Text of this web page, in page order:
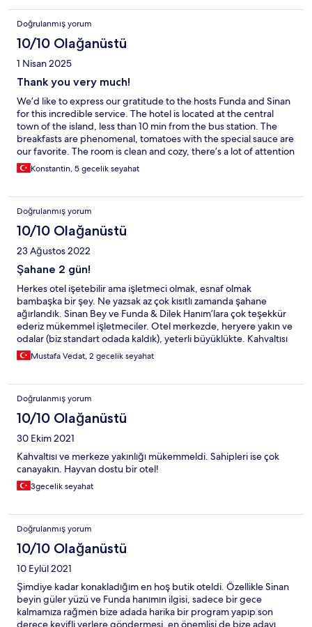
Doğrulanmış yorum
10/10 Olağanüstü
1 Nisan 2025
Thank you very much!
We’d like to express our gratitude to the hosts Funda and Sinan
for this incredible service. The hotel is located at the central
town of the island, less than 10 min from the bus station. The
breakfasts are phenomenal, tomatoes with the special sauce are
our favorite. The room is clean and cozy, there’s a lot of attention
to detail and you can get info on the popular destinations to visit
+ a map.
Konstantin, 5 gecelik seyahat
Doğrulanmış yorum
10/10 Olağanüstü
23 Ağustos 2022
Şahane 2 gün!
Herkes otel işetebilir ama işletmeci olmak, esnaf olmak
bambaşka bir şey. Ne yazsak az çok kısıtlı zamanda şahane
ağırlandık. Sinan Bey ve Funda & Dilek Hanım’lara çok teşekkür
ederiz mükemmel işletmeciler. Otel merkezde, heryere yakın ve
odalar (biz standart odada kaldık), yeterli büyüklükte. Kahvaltısı
ne eksik ne fazla ama en sonda gelen pancake mü-kem-mel.
Mustafa Vedat, 2 gecelik seyahat
Doğrulanmış yorum
10/10 Olağanüstü
30 Ekim 2021
Kahvaltısı ve merkeze yakınlığı mükemmeldi. Sahipleri ise çok
canayakın. Hayvan dostu bir otel!
3gecelik seyahat
Doğrulanmış yorum
10/10 Olağanüstü
10 Eylül 2021
Şimdiye kadar konakladığım en hoş butik oteldi. Özellikle Sinan
beyin güler yüzü ve Funda hanımın ilgisi, sadece bir gece
kalmamıza rağmen bize adada harika bir program yapıp son
derece keyifli yerlere göndermesi, en önemlisi de bize adayı